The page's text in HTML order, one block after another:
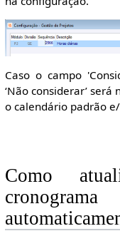
Caso o campo
‘Não considerar’
o calendário padrão
Como